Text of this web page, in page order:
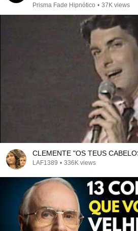
Prisma Fade Hipnótico • 37K views
CLEMENTE "OS TEUS
LAF1389 • 336K views